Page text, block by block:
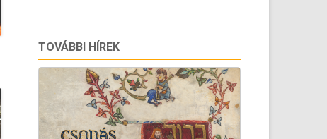
TOVÁBBI HÍREK